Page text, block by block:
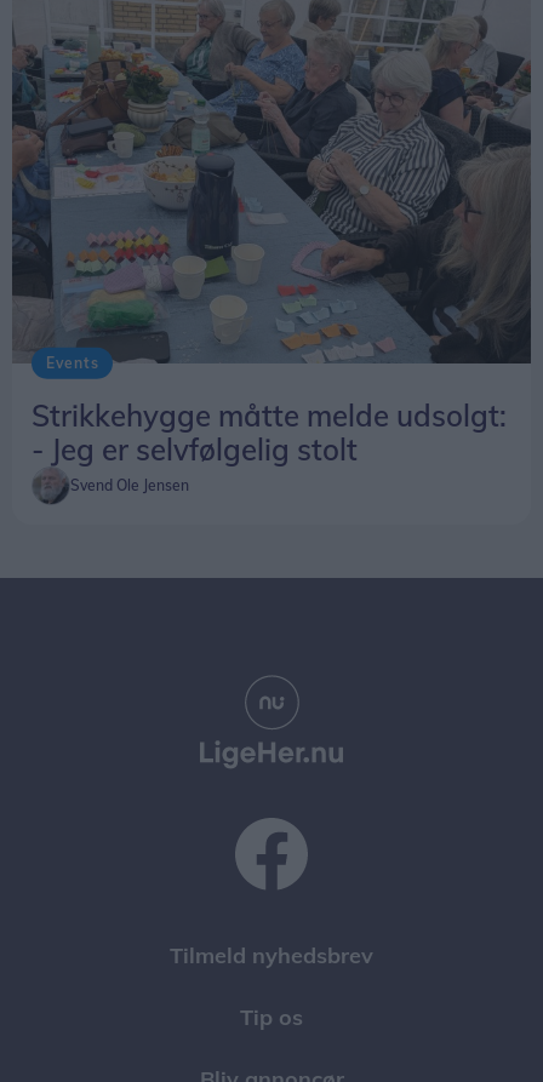
Events
Strikkehygge måtte melde udsolgt:
- Jeg er selvfølgelig stolt
Svend Ole Jensen
Tilmeld nyhedsbrev
Tip os
Bliv annoncør